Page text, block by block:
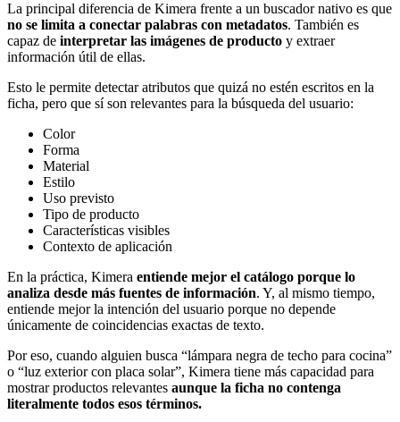
La principal diferencia de Kimera frente a un buscador nativo es que
no se limita a conectar palabras con metadatos. También es
capaz de interpretar las imágenes de producto y extraer
información útil de ellas.
Esto le permite detectar atributos que quizá no estén escritos en la
ficha, pero que sí son relevantes para la búsqueda del usuario:
Color
Forma
Material
Estilo
Uso previsto
Tipo de producto
Características visibles
Contexto de aplicación
En la práctica, Kimera entiende mejor el catálogo porque lo
analiza desde más fuentes de información. Y, al mismo tiempo,
entiende mejor la intención del usuario porque no depende
únicamente de coincidencias exactas de texto.
Por eso, cuando alguien busca “lámpara negra de techo para cocina”
o “luz exterior con placa solar”, Kimera tiene más capacidad para
mostrar productos relevantes aunque la ficha no contenga
literalmente todos esos términos.